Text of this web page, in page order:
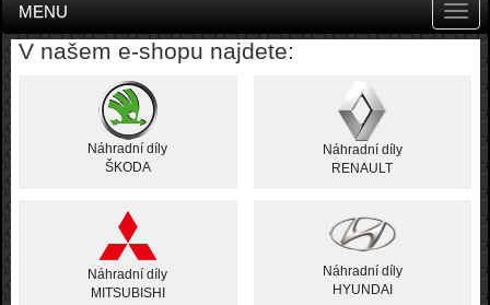
MENU
V našem e-shopu najdete:
Náhradní díly
ŠKODA
Náhradní díly
RENAULT
Náhradní díly
MITSUBISHI
Náhradní díly
HYUNDAI